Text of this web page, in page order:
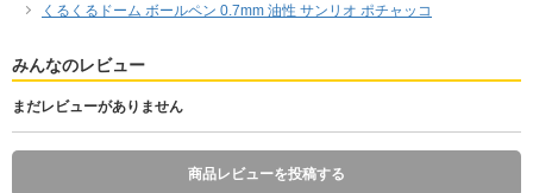
くるくるドーム ボールペン 0.7mm 油性 サンリオ ポチャッコ
みんなのレビュー
まだレビューがありません
商品レビューを投稿する